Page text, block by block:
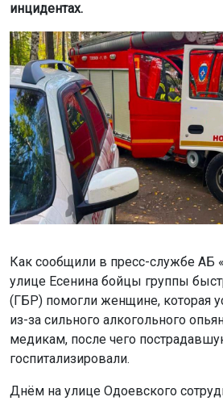
инцидентах.
Как сообщили в пресс-службе АБ
улице Есенина бойцы группы
(ГБР) помогли женщине, которая
из-за сильного алкогольного
медикам, после чего
госпитализировали.
Днём на улице Одоевского